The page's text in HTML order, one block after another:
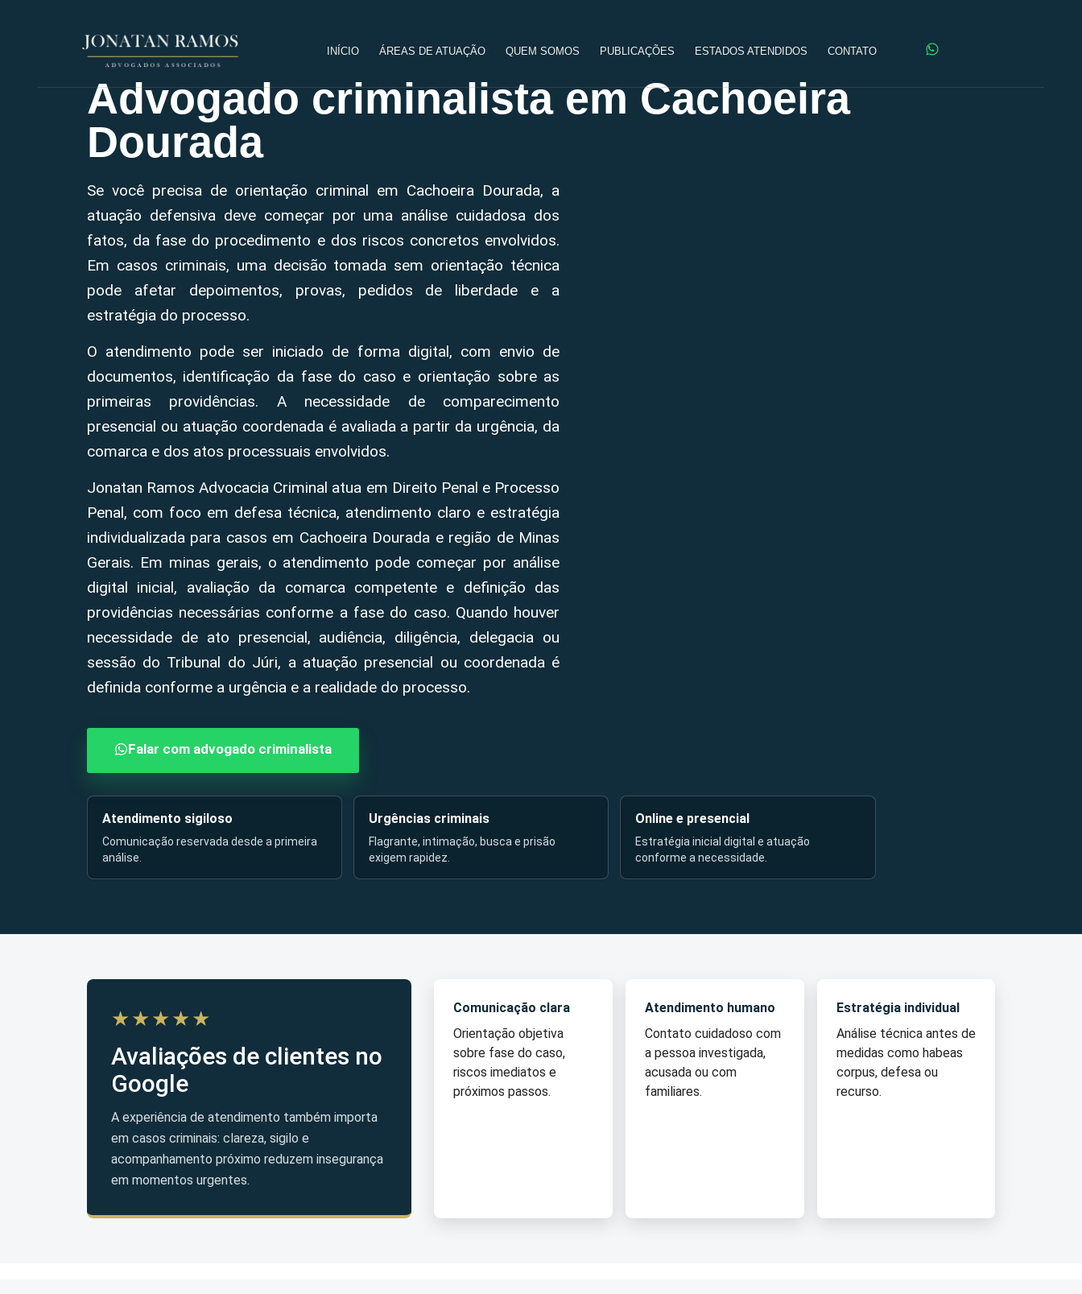
INÍCIO ÁREAS DE ATUAÇÃO QUEM SOMOS PUBLICAÇÕES ESTADOS ATENDIDOS CONTATO
Advogado criminalista em Cachoeira
Dourada
Se você precisa de orientação criminal em Cachoeira Dourada, a
atuação defensiva deve começar por uma análise cuidadosa dos
fatos, da fase do procedimento e dos riscos concretos envolvidos.
Em casos criminais, uma decisão tomada sem orientação técnica
pode afetar depoimentos, provas, pedidos de liberdade e a
estratégia do processo.
O atendimento pode ser iniciado de forma digital, com envio de
documentos, identificação da fase do caso e orientação sobre as
primeiras providências. A necessidade de comparecimento
presencial ou atuação coordenada é avaliada a partir da urgência, da
comarca e dos atos processuais envolvidos.
Jonatan Ramos Advocacia Criminal atua em Direito Penal e Processo
Penal, com foco em defesa técnica, atendimento claro e estratégia
individualizada para casos em Cachoeira Dourada e região de Minas
Gerais. Em minas gerais, o atendimento pode começar por análise
digital inicial, avaliação da comarca competente e definição das
providências necessárias conforme a fase do caso. Quando houver
necessidade de ato presencial, audiência, diligência, delegacia ou
sessão do Tribunal do Júri, a atuação presencial ou coordenada é
definida conforme a urgência e a realidade do processo.
Falar com advogado criminalista
Atendimento sigiloso
Comunicação reservada desde a primeira
análise.
Urgências criminais
Flagrante, intimação, busca e prisão
exigem rapidez.
Online e presencial
Estratégia inicial digital e atuação
conforme a necessidade.
★★★★★
Avaliações de clientes no
Google
A experiência de atendimento também importa
em casos criminais: clareza, sigilo e
acompanhamento próximo reduzem insegurança
em momentos urgentes.
Comunicação clara
Orientação objetiva
sobre fase do caso,
riscos imediatos e
próximos passos.
Atendimento humano
Contato cuidadoso com
a pessoa investigada,
acusada ou com
familiares.
Estratégia individual
Análise técnica antes de
medidas como habeas
corpus, defesa ou
recurso.